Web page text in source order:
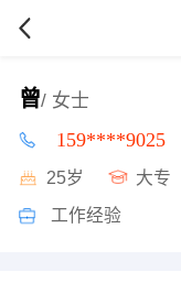
曾/ 女士
159****9025
25岁 大专
工作经验